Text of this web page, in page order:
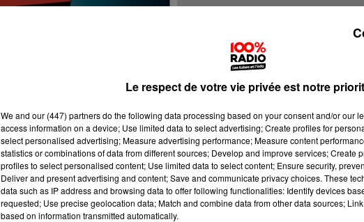
Le respect de votre vie privée est notre
We and our (447) partnersdo the following data processing based on your consent and/or our
access information on a device; Use limited data to select advertising; Create profiles for
select personalised advertising; Measure advertising performance; Measure content
statistics or combinations of data from different sources; Develop and improve services; Create
profiles to select personalised content; Use limited data to select content; Ensure security,
Deliver and present advertising and content; Save and communicate privacy choices. These
data such as IP address and browsing data to offer following functionalities: Identify devices
requested; Use precise geolocation data; Match and combine data from other data sources;
based on information transmitted automatically.